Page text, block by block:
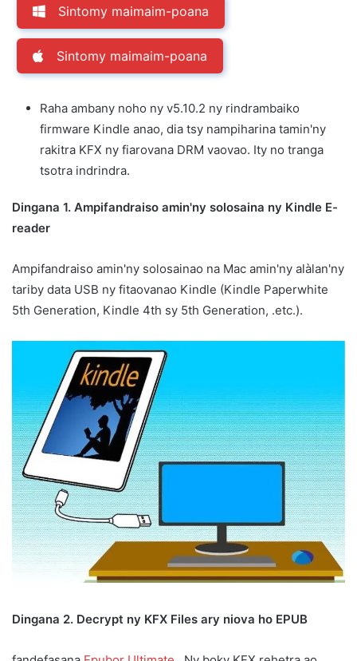
Sintomy maimaim-poana
Sintomy maimaim-poana
Raha ambany noho ny v5.10.2 ny rindrambaiko
firmware Kindle anao, dia tsy nampiharina tamin'ny
rakitra KFX ny fiarovana DRM vaovao. Ity no tranga
tsotra indrindra.
Dingana 1. Ampifandraiso amin'ny solosaina ny Kindle E-
reader
Ampifandraiso amin'ny solosainao na Mac amin'ny alàlan'ny
tariby data USB ny fitaovanao Kindle (Kindle Paperwhite
5th Generation, Kindle 4th sy 5th Generation, .etc.).
Dingana 2. Decrypt ny KFX Files ary niova ho EPUB